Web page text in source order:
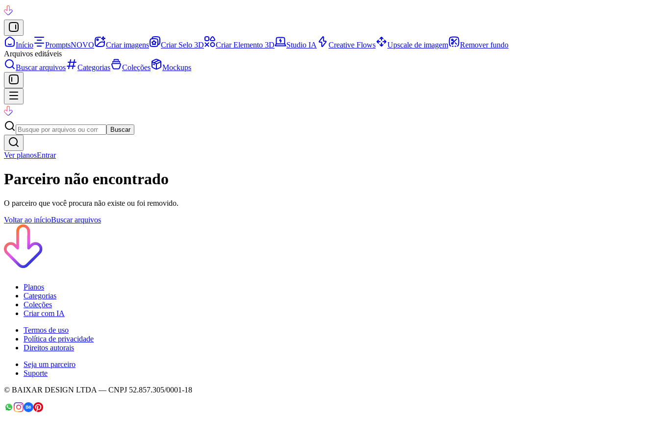
Início PromptsNOVO Criar imagens Criar Selo 3D Criar Elemento 3D Studio IA Creative Flows Upscale de imagem
Remover fundo
Arquivos editáveis
Buscar arquivos
Categorias Coleções Mockups
Buscar
Ver planosEntrar
Parceiro não encontrado
O parceiro que você procura não existe ou foi removido.
Voltar ao inícioBuscar arquivos
Planos
Categorias
Coleções
Criar com IA
Termos de uso
Política de privacidade
Direitos autorais
Seja um parceiro
Suporte
© BAIXAR DESIGN LTDA — CNPJ 52.857.305/0001-18